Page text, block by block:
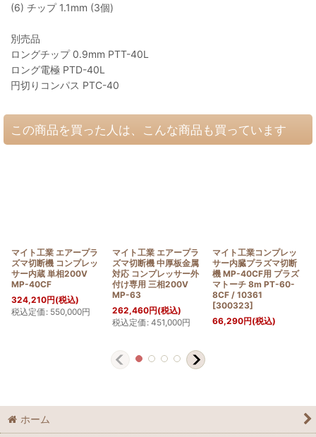
(6) チップ 1.1mm (3個)
別売品
ロングチップ 0.9mm PTT-40L
ロング電極 PTD-40L
円切りコンパス PTC-40
この商品を買った人は、こんな商品も買っています
マイト工業 エアープラ
ズマ切断機 コンプレッ
サー内蔵 単相200V
MP-40CF
324,210円(税込)
税込定価 : 550,000円
マイト工業 エアープラ
ズマ切断機 中厚板金属
対応 コンプレッサー外
付け専用 三相200V
MP-63
262,460円(税込)
税込定価 : 451,000円
マイト工業コンプレッ
サー内臓プラズマ切断
機 MP-40CF用 プラズ
マトーチ 8m PT-60-
8CF / 10361
[300323]
66,290円(税込)
ホーム